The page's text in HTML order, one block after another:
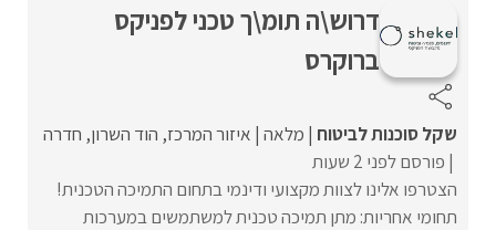
דרוש\ה תומ\ך טכני לפניקס
ברוקרס
שקל סוכנות לביטוח מלאה איזור המרכז הוד השרון חדרה
פורסם לפני 2 שעות
הצטרפו אלינו לצוות מקצועי ודינמי בתחום התמיכה הטכנית!
תחומי אחריות: מתן תמיכה טכנית למשתמשים במערכות